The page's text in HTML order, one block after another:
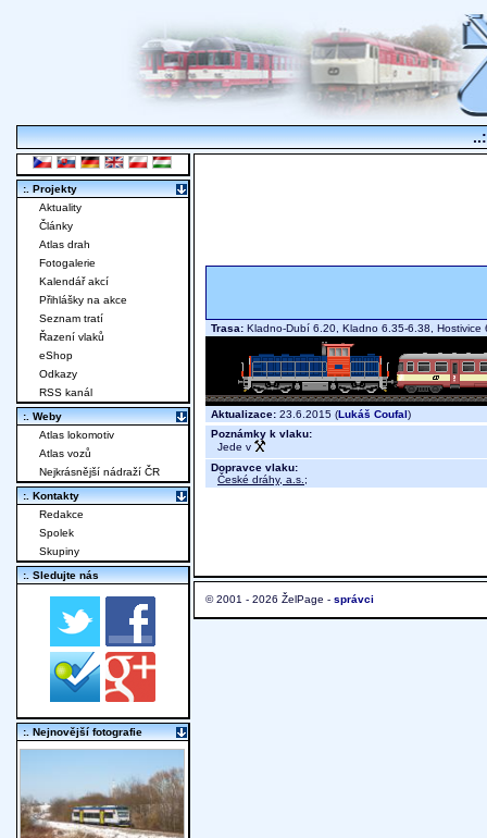
Trasa: Kladno-Dubí 6.20, Kladno 6.35-6.38,
Aktualizace: 23.6.2015 (Lukáš Coufal)
Poznámky k vlaku:
Jede v
Dopravce vlaku:
České dráhy, a.s. ;
© 2001 - 2026 ŽelPage - správci
:. Projekty
Aktuality
Články
Atlas drah
Fotogalerie
Kalendář akcí
Přihlášky na akce
Seznam tratí
Řazení vlaků
eShop
Odkazy
RSS kanál
:. Weby
Atlas lokomotiv
Atlas vozů
Nejkrásnější nádraží ČR
:. Kontakty
Redakce
Spolek
Skupiny
:. Sledujte nás
:. Nejnovější fotografie